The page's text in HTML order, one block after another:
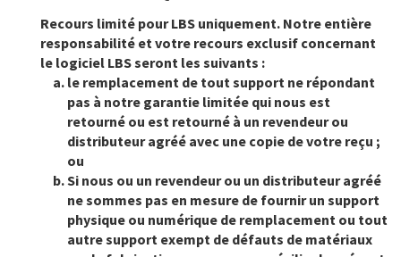
Recours limité pour LBS uniquement. Notre entière
responsabilité et votre recours exclusif concernant
le logiciel LBS seront les suivants :
le remplacement de tout support ne répondant
pas à notre garantie limitée qui nous est
retourné ou est retourné à un revendeur ou
distributeur agréé avec une copie de votre reçu ;
ou
Si nous ou un revendeur ou un distributeur agréé
ne sommes pas en mesure de fournir un support
physique ou numérique de remplacement ou tout
autre support exempt de défauts de matériaux